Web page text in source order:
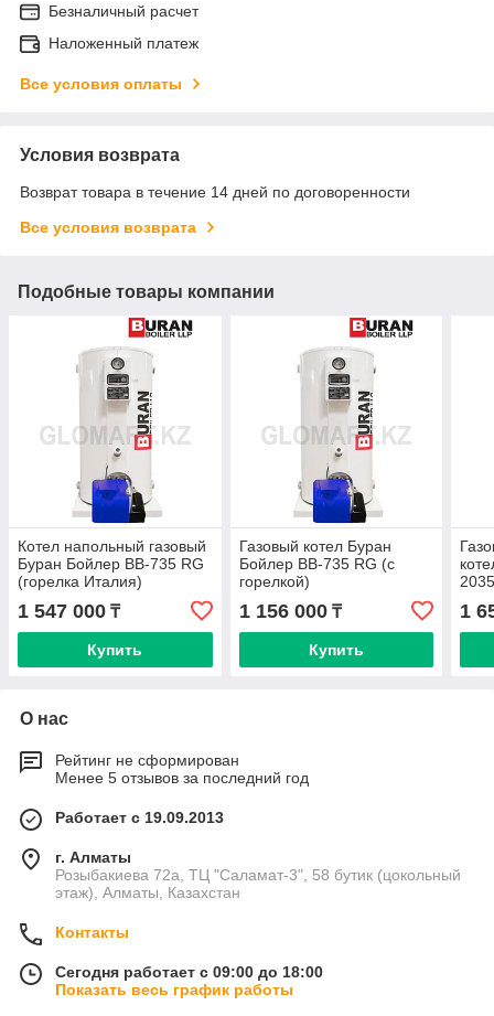
Безналичный расчет
Наложенный платеж
Все условия оплаты
Условия возврата
Возврат товара в течение 14 дней по договоренности
Все условия возврата
Подобные товары компании
Котел напольный газовый
Буран Бойлер BB-735 RG
(горелка Италия)
1 547 000 ₸
Купить
Газовый котел Буран
Бойлер BB-735 RG (с
горелкой)
1 156 000₸
Купить
1
О нас
Рейтинг не сформирован
Менее 5 отзывов за последний год
Работает с 19.09.2013
г. Алматы
Розыбакиева 72а, ТЦ "Саламат-3", 58 бутик (цокольный
этаж), Алматы, Казахстан
Контакты
Сегодня работает с 09:00 до 18:00
Показать весь график работы